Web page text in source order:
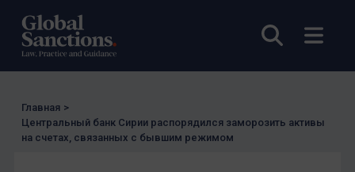
Главная >
Центральный банк Сирии распорядился заморозить активы
на счетах, связанных с бывшим режимом